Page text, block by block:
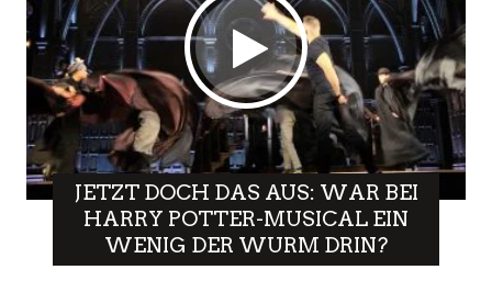
JETZT DOCH DAS AUS: WAR BEI
HARRY POTTER-MUSICAL EIN
WENIG DER WURM DRIN?